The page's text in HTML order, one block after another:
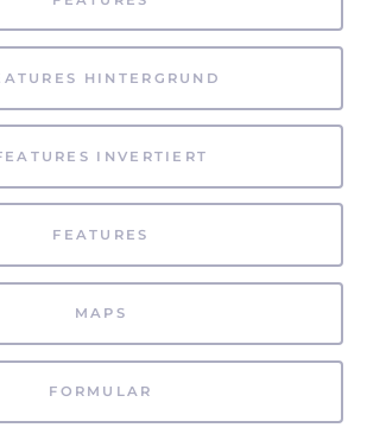
HINTERGRUND
INVERTIERT
FEATURES
MAPS
FORMULAR